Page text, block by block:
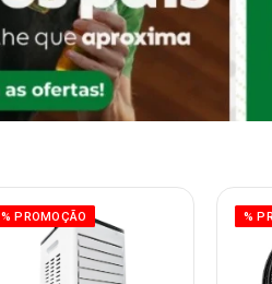
% PROMOÇÃO %